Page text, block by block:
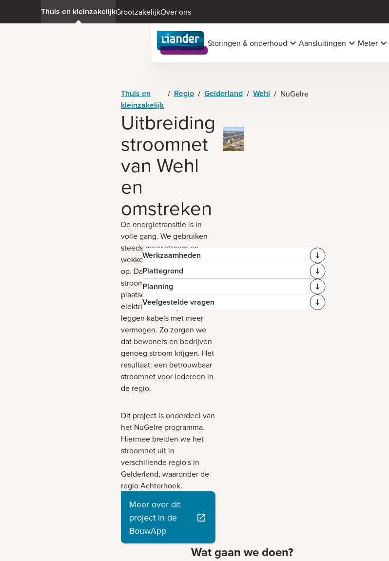
Thuis en kleinzakelijkGrootzakelijkOver ons
Storingen & onderhoud Aansluitingen Meter
Thuis en
kleinzakelijk
/ Regio / Gelderland / Wehl / NuGelre
Uitbreiding
stroomnet
van Wehl
en
omstreken
De energietransitie is in
volle gang. We gebruiken
steeds meer stroom en
wekken die ook vaker zelf
op. Daarom breiden we het
stroomnet flink uit. We
plaatsen meer
elektriciteitshuisjes en
leggen kabels met meer
vermogen. Zo zorgen we
dat bewoners en bedrijven
genoeg stroom krijgen. Het
resultaat: een betrouwbaar
stroomnet voor iedereen in
de regio.
Dit project is onderdeel van
het NuGelre programma.
Hiermee breiden we het
stroomnet uit in
verschillende regio's in
Gelderland, waaronder de
regio Achterhoek.
Meer over dit
project in de
BouwApp
Werkzaamheden
Plattegrond
Planning
Veelgestelde vragen
Wat gaan we doen?